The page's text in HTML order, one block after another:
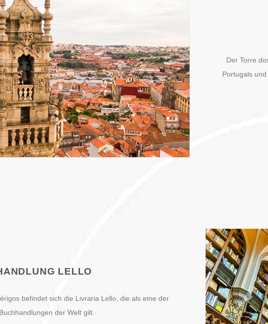
Der Torre
Portugals
LELLO
befindet sich die Livraria Lello, die als eine der
der Welt gilt.